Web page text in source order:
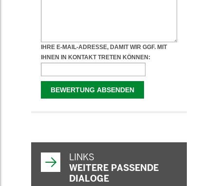
LINKS
WEITERE PASSENDE
DIALOGE